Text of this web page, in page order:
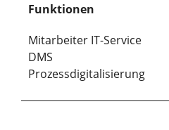
Funktionen
Mitarbeiter IT-Service
DMS
Prozessdigitalisierung